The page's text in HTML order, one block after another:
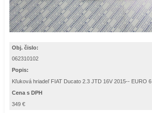
Obj. čislo:
062310102
Popis:
Kľuková hriadeľ FIAT Ducato 2.3 JTD 16V 2015-- EURO 6
Cena s DPH
349 €